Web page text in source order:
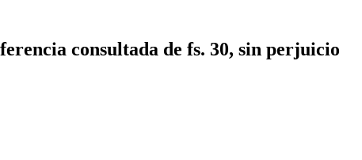
consultada de fs. 30, sin perjuicio